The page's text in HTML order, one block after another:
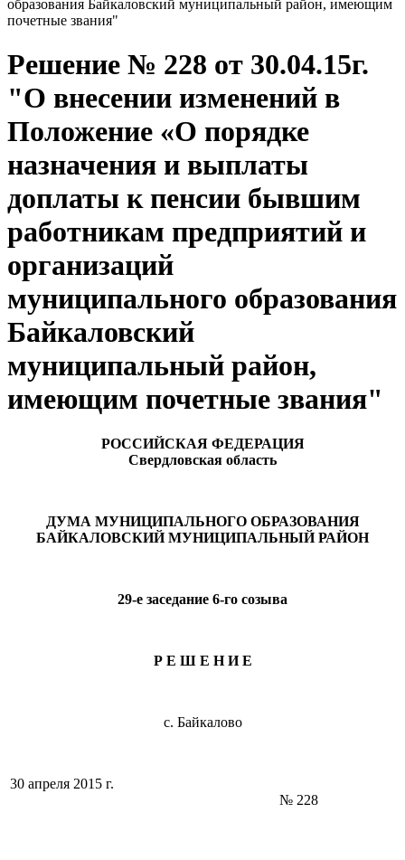
образования Байкаловский муниципальный район, имеющим
почетные звания"
Решение № 228 от 30.04.15г.
"О внесении изменений в
Положение «О порядке
назначения и выплаты
доплаты к пенсии бывшим
работникам предприятий и
организаций
муниципального образования
Байкаловский
муниципальный район,
имеющим почетные звания"
РОССИЙСКАЯ ФЕДЕРАЦИЯ
Свердловская область
ДУМА МУНИЦИПАЛЬНОГО ОБРАЗОВАНИЯ
БАЙКАЛОВСКИЙ МУНИЦИПАЛЬНЫЙ РАЙОН
29-е заседание 6-го созыва
Р Е Ш Е Н И Е
с. Байкалово
30 апреля 2015 г.
№ 228